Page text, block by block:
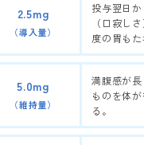
2.5mg
（導入量）
投与翌日
（口寂し
度の胃も
5.0mg
（維持量）
満腹感が
ものを体
る。